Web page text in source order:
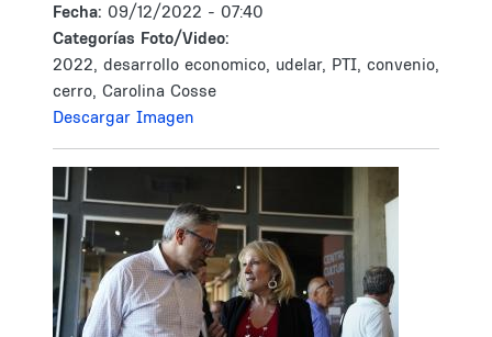
Fecha: 09/12/2022 - 07:40
Categorías Foto/Video:
2022, desarrollo economico, udelar, PTI, convenio,
cerro, Carolina Cosse
Descargar Imagen